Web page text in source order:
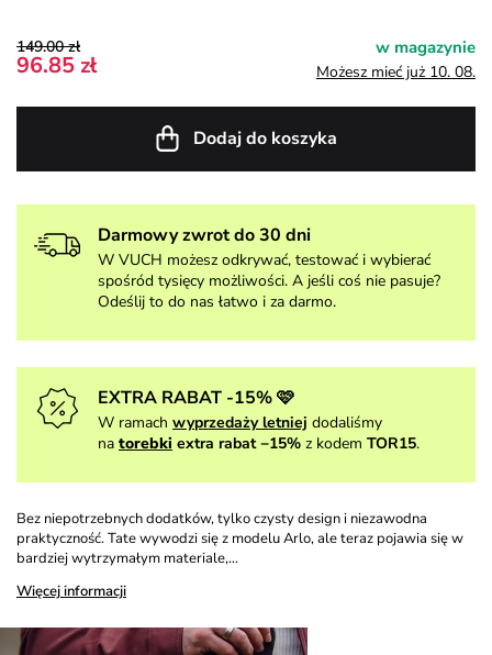
149.00 zł
96.85 zł
w magazynie
Możesz mieć już 10. 08.
Dodaj do koszyka
Darmowy zwrot do 30 dni
W VUCH możesz odkrywać, testować i wybierać
spośród tysięcy możliwości. A jeśli coś nie pasuje?
Odeślij to do nas łatwo i za darmo.
EXTRA RABAT -15% 🩷
W ramach wyprzedaży letniej dodaliśmy
na torebki extra rabat −15% z kodem TOR15.
Bez niepotrzebnych dodatków, tylko czysty design i niezawodna
praktyczność. Tate wywodzi się z modelu Arlo, ale teraz pojawia się w
bardziej wytrzymałym materiale,…
Więcej informacji